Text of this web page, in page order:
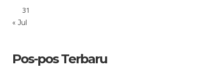
31
« Jul
Pos-pos Terbaru